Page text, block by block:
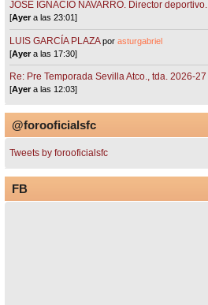
JOSÉ IGNACIO NAVARRO. Director deportivo.
[Ayera las 23:01]
LUIS GARCÍA PLAZA porasturgabriel
[Ayera las 17:30]
Re: Pre Temporada Sevilla Atco., tda. 2026-27
[Ayera las 12:03]
@forooficialsfc
Tweets by forooficialsfc
FB